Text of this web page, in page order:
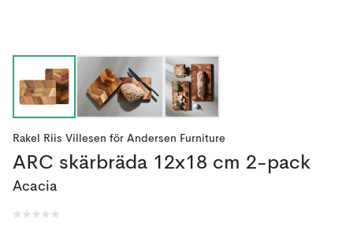
Rakel Riis Villesen för Andersen Furniture
ARC skärbräda 12x18 cm 2-pack
Acacia